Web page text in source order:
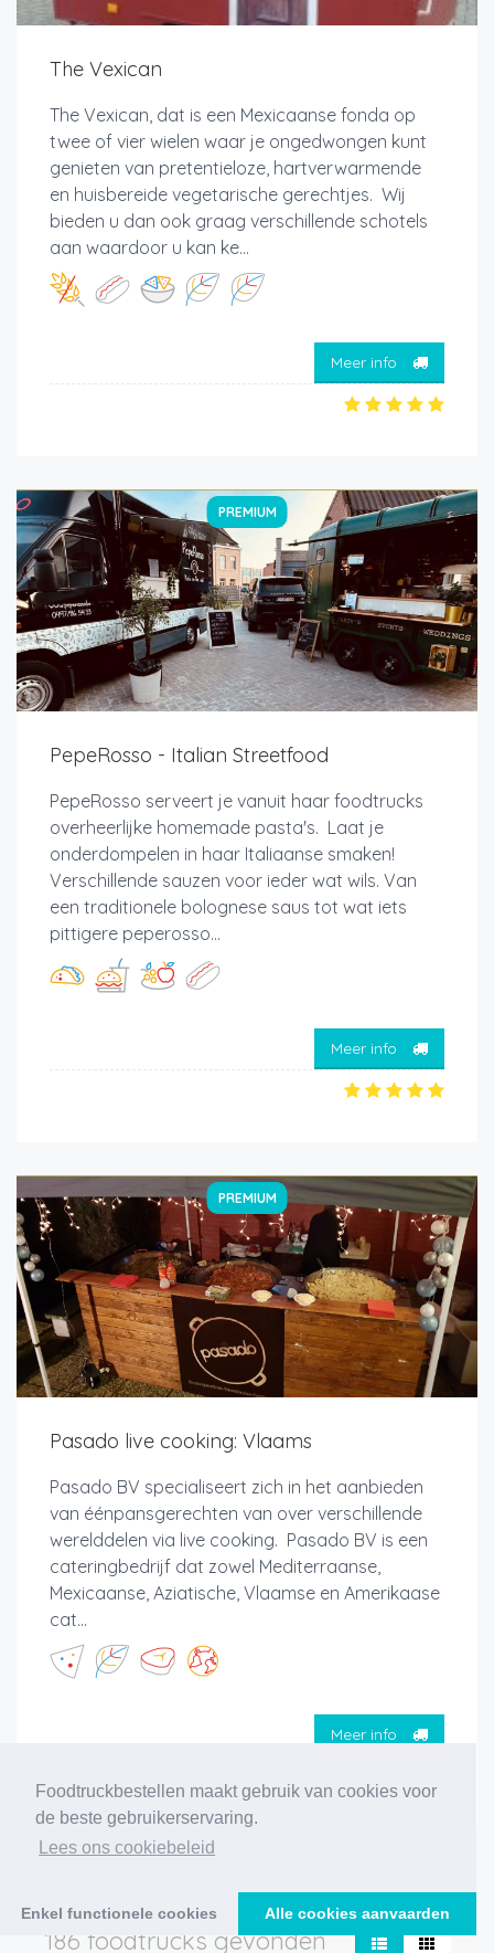
Foodtruckbestellen maakt gebruik van cookies voor
de beste gebruikerservaring.
Lees ons cookiebeleid
Enkel functionele cookies Alle cookies aanvaarden
The Vexican
The Vexican, dat is een Mexicaanse fonda op
twee of vier wielen waar je ongedwongen kunt
genieten van pretentieloze, hartverwarmende
en huisbereide vegetarische gerechtjes. Wij
bieden u dan ook graag verschillende schotels
aan waardoor u kan ke...
Meer info
PREMIUM
PepeRosso - Italian Streetfood
PepeRosso serveert je vanuit haar foodtrucks
overheerlijke homemade pasta's. Laat je
onderdompelen in haar Italiaanse smaken!
Verschillende sauzen voor ieder wat wils. Van
een traditionele bolognese saus tot wat iets
pittigere peperosso...
Meer info
PREMIUM
Pasado live cooking: Vlaams
Pasado BV specialiseert zich in het aanbieden
van éénpansgerechten van over verschillende
werelddelen via live cooking. Pasado BV is een
cateringbedrijf dat zowel Mediterraanse,
Mexicaanse, Aziatische, Vlaamse en Amerikaase
cat...
Meer info
186 foodtrucks gevonden